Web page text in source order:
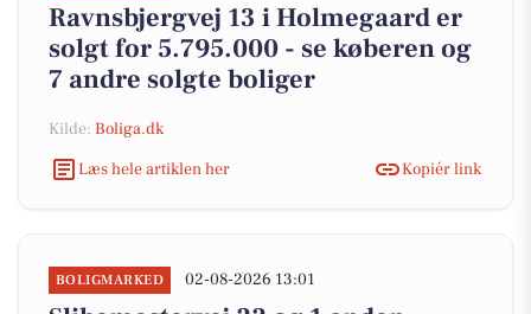
Ravnsbjergvej 13 i Holmegaard er
solgt for 5.795.000 - se køberen og
7 andre solgte boliger
Kilde: Boliga.dk
Læs hele artiklen her
Kopiér link
BOLIGMARKED 02-08-2026 13:01